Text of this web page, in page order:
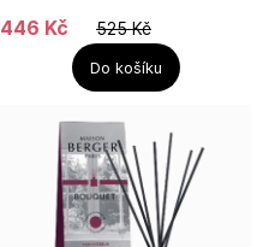
naplněný 125 ml interiérového
parfému Proti zápachu z koupelny
446 Kč 525Kč
Do košíku